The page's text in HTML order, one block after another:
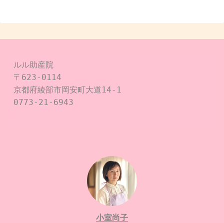
ルル助産院
〒623-0114
京都府綾部市岡安町大道14-1
0773-21-6943
小室尚子